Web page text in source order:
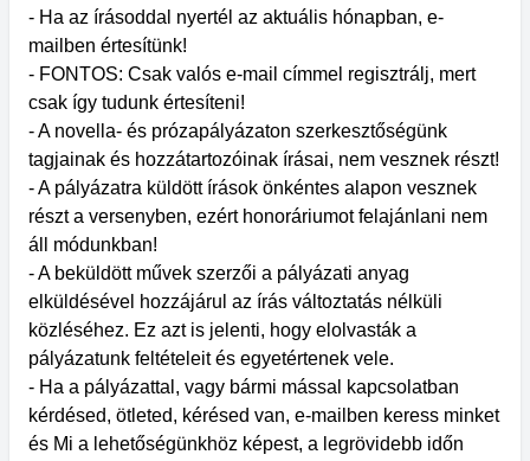
- Ha az írásoddal nyertél az aktuális hónapban, e-
mailben értesítünk!
- FONTOS: Csak valós e-mail címmel regisztrálj, mert
csak így tudunk értesíteni!
- A novella- és prózapályázaton szerkesztőségünk
tagjainak és hozzátartozóinak írásai, nem vesznek részt!
- A pályázatra küldött írások önkéntes alapon vesznek
részt a versenyben, ezért honoráriumot felajánlani nem
áll módunkban!
- A beküldött művek szerzői a pályázati anyag
elküldésével hozzájárul az írás változtatás nélküli
közléséhez. Ez azt is jelenti, hogy elolvasták a
pályázatunk feltételeit és egyetértenek vele.
- Ha a pályázattal, vagy bármi mással kapcsolatban
kérdésed, ötleted, kérésed van, e-mailben keress minket
és Mi a lehetőségünkhöz képest, a legrövidebb időn